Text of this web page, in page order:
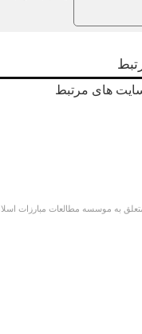
های مرتبط
به موسسه مطالعات مبارزات